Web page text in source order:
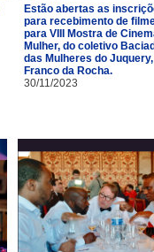
Estão abertas as
para recebimento de
para VIII Mostra de
Mulher, do coletivo
das Mulheres do
Franco da Rocha.
30/11/2023